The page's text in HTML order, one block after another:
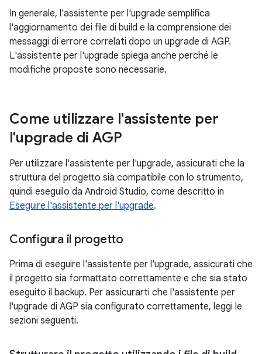
In generale, l'assistente per l'upgrade semplifica
l'aggiornamento dei file di build e la comprensione dei
messaggi di errore correlati dopo un upgrade di AGP.
L'assistente per l'upgrade spiega anche perché le
modifiche proposte sono necessarie.
Come utilizzare l'assistente per
l'upgrade di AGP
Per utilizzare l'assistente per l'upgrade, assicurati che la
struttura del progetto sia compatibile con lo strumento,
quindi eseguilo da Android Studio, come descritto in
Eseguire l'assistente per l'upgrade.
Configura il progetto
Prima di eseguire l'assistente per l'upgrade, assicurati che
il progetto sia formattato correttamente e che sia stato
eseguito il backup. Per assicurarti che l'assistente per
l'upgrade di AGP sia configurato correttamente, leggi le
sezioni seguenti.